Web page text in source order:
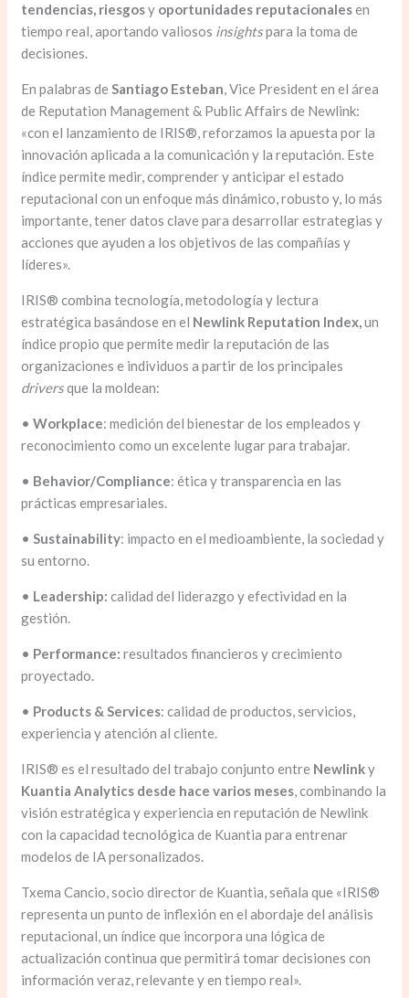
tendencias, riesgosy oportunidades reputacionalesen
tiempo real, aportando valiosos insightspara la toma de
decisiones.
En palabras deSantiago Esteban, Vice President en el área
de Reputation Management & Public Affairs de Newlink:
«con el lanzamiento de IRIS®, reforzamos la apuesta por la
innovación aplicada a la comunicación y la reputación. Este
índice permite medir, comprender y anticipar el estado
reputacional con un enfoque más dinámico, robusto y, lo más
importante, tener datos clave para desarrollar estrategias y
acciones que ayuden a los objetivos de las compañías y
líderes».
IRIS® combina tecnología, metodología y lectura
estratégica basándose en el Newlink Reputation Index,un
índice propio que permite medir la reputación de las
organizaciones e individuos a partir de los principales
driversque la moldean:
•Workplace: medición del bienestar de los empleados y
reconocimiento como un excelente lugar para trabajar.
• Behavior/Compliance: ética y transparencia en las
prácticas empresariales.
•Sustainability: impacto en el medioambiente, la sociedad y
su entorno.
• Leadership: calidad del liderazgo y efectividad en la
gestión.
• Performance: resultados financieros y crecimiento
proyectado.
• Products & Services: calidad de productos, servicios,
experiencia y atención al cliente.
IRIS® es el resultado del trabajo conjunto entre Newlinky
Kuantia Analytics desde hace varios meses, combinando la
visión estratégica y experiencia en reputación de Newlink
con la capacidad tecnológica de Kuantia para entrenar
modelos de IA personalizados.
Txema Cancio, socio director de Kuantia, señala que «IRIS®
representa un punto de inflexión en el abordaje del análisis
reputacional, un índice que incorpora una lógica de
actualización continua que permitirá tomar decisiones con
información veraz, relevante y en tiempo real».